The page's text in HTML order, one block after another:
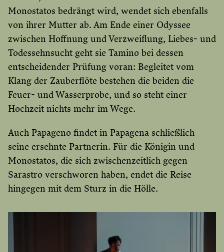
Monostatos bedrängt wird, wendet sich ebenfalls
von ihrer Mutter ab. Am Ende einer Odyssee
zwischen Hoffnung und Verzweiflung, Liebes- und
Todessehnsucht geht sie Tamino bei dessen
entscheidender Prüfung voran: Begleitet vom
Klang der Zauberflöte bestehen die beiden die
Feuer- und Wasserprobe, und so steht einer
Hochzeit nichts mehr im Wege.
Auch Papageno findet in Papagena schließlich
seine ersehnte Partnerin. Für die Königin und
Monostatos, die sich zwischenzeitlich gegen
Sarastro verschworen haben, endet die Reise
hingegen mit dem Sturz in die Hölle.